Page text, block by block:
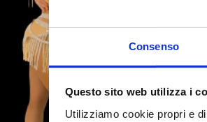
Consenso
Questo sito web utilizza i
Utilizziamo cookie propri e